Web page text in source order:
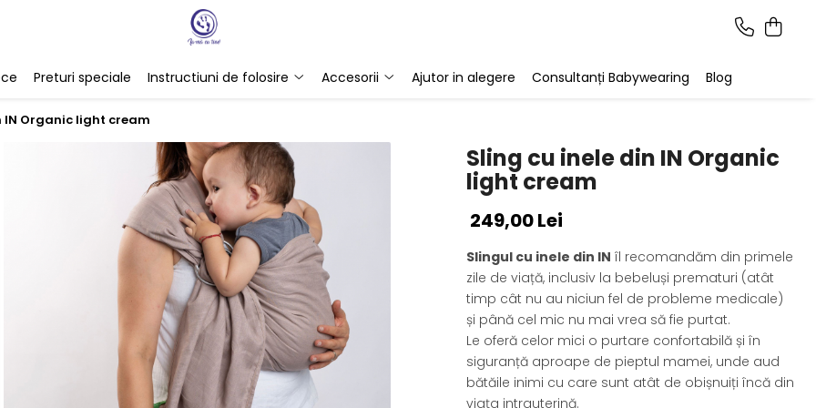
Preturi speciale Instructiuni de folosire Accesorii Ajutor in alegere Consultanți Babywearing Blog
IN Organic light cream
Sling cu inele din IN Organic
light cream
249,00 Lei
Slingul cu inele din IN îl recomandăm din primele
zile de viață, inclusiv la bebeluși prematuri (atât
timp cât nu au niciun fel de probleme medicale)
și până cel mic nu mai vrea să fie purtat.
Le oferă celor mici o purtare confortabilă și în
siguranță aproape de pieptul mamei, unde aud
bătăile inimi cu care sunt atât de obișnuiți încă din
viața intrauterină.